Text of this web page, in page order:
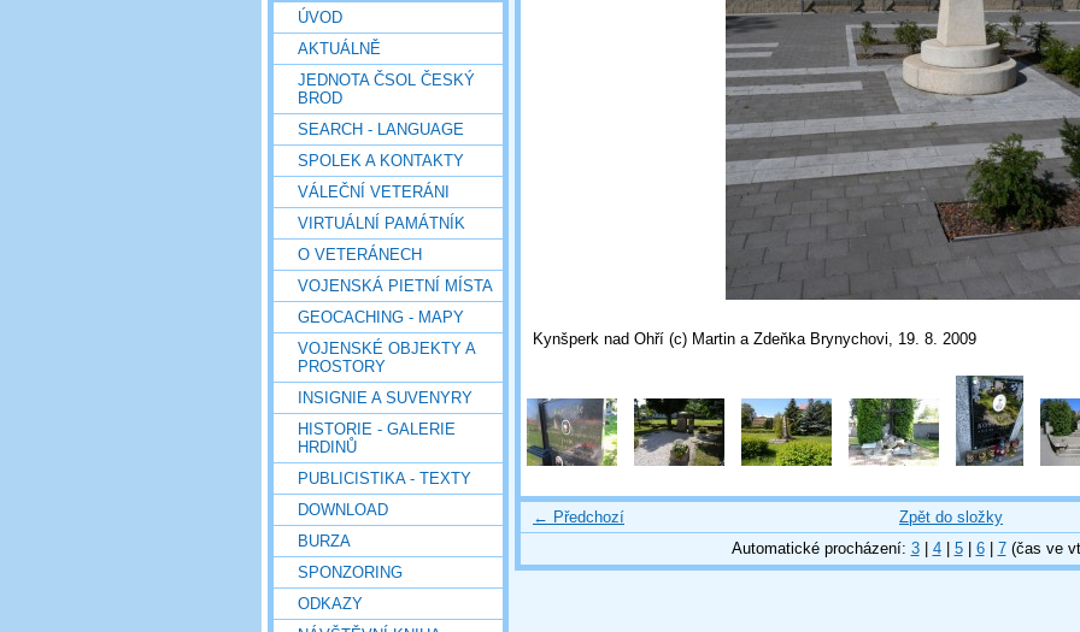
ÚVOD
AKTUÁLNĚ
JEDNOTA ČSOL ČESKÝ
BROD
SEARCH - LANGUAGE
SPOLEK A KONTAKTY
VÁLEČNÍ VETERÁNI
VIRTUÁLNÍ PAMÁTNÍK
O VETERÁNECH
VOJENSKÁ PIETNÍ MÍSTA
GEOCACHING - MAPY
VOJENSKÉ OBJEKTY A
PROSTORY
INSIGNIE A SUVENYRY
HISTORIE - GALERIE
HRDINŮ
PUBLICISTIKA - TEXTY
DOWNLOAD
BURZA
SPONZORING
ODKAZY
Kynšperk nad Ohří (c) Martin a Zdeňka Brynychovi, 19. 8. 2009
← Předchozí
Zpět do složky
Automatické procházení: 3| 4| 5| 6| 7(čas ve